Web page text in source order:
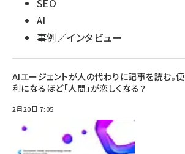
AI
事例／インタビュー
AIエージェントが人の代わりに記事を読む。便
利になるほど「人間」が恋しくなる？
2月20日 7:05